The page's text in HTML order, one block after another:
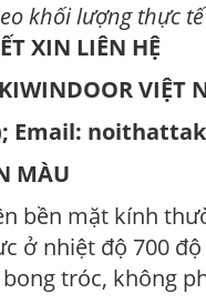
khối lượng thực
XIN LIÊN HỆ
VIỆT
Email:
MÀU
bền mặt kính
ở nhiệt độ 700
tróc, không